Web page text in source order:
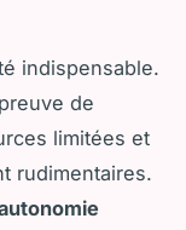
indispensable.
de
limitées et
rudimentaires.